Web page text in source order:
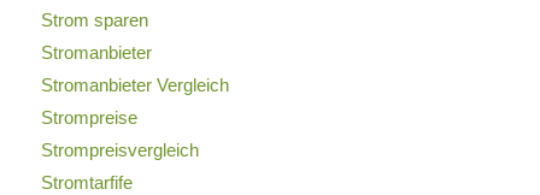
Strom sparen
Stromanbieter
Stromanbieter Vergleich
Strompreise
Strompreisvergleich
Stromtarfife